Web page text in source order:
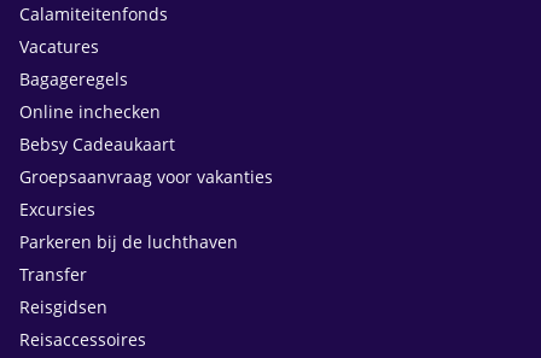
Calamiteitenfonds
Vacatures
Bagageregels
Online inchecken
Bebsy Cadeaukaart
Groepsaanvraag voor vakanties
Excursies
Parkeren bij de luchthaven
Transfer
Reisgidsen
Reisaccessoires